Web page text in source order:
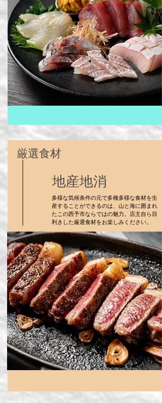
​厳選食材
地産地消
多様な気候条件の元で多種多様な食材を生
産することができるのは、山と海に囲まれ
たこの西予市ならではの魅力。店主自ら目
利きした厳選食材をお楽しみください。